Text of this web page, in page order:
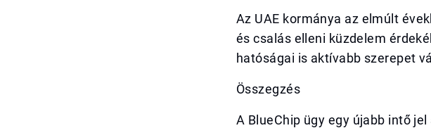
Az UAE kormánya az elmúlt
és csalás elleni küzdelem
hatóságai is aktívabb szerepet
Összegzés
A BlueChip ügy egy újabb intő